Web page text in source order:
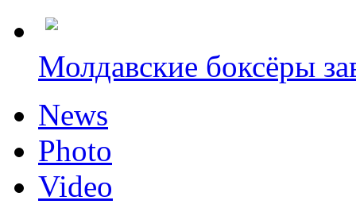
Молдавские боксёры
News
Photo
Video